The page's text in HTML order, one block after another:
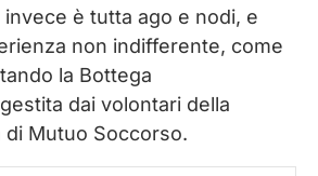
è tutta ago e nodi, e
non indifferente, come
la Bottega
dai volontari della
di Mutuo Soccorso.